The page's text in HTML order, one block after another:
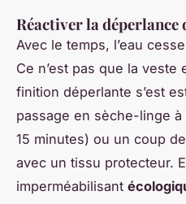
Réactiver la déperlance
Avec le temps, l’eau
Ce n’est pas que la veste
finition déperlante s’est
passage en sèche-linge
15 minutes) ou un coup
avec un tissu protecteur.
imperméabilisant